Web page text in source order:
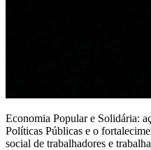
Economia Popular e Solidária:
Políticas Públicas e o
social de trabalhadores e